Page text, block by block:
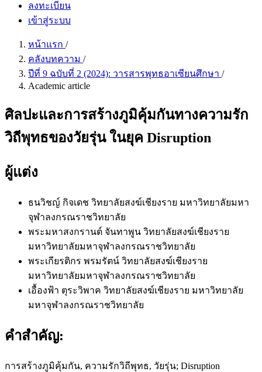
ลงทะเบียน
เข้าสู่ระบบ
หน้าแรก /
คลังบทความ /
ปีที่ 9 ฉบับที่ 2 (2024): วารสารพุทธอาเซียนศึกษา /
Academic article
ศิลปะและการสร้างภูมิคุ้มกันทางความรัก
วิถีพุทธของวัยรุ่น ในยุค Disruption
ผู้แต่ง
ธนวิชญ์ กิจเดช วิทยาลัยสงฆ์เชียงราย มหาวิทยาลัยมหา
จุฬาลงกรณราชวิทยาลัย
พระมหาสงกรานต์ จันทาพูน วิทยาลัยสงฆ์เชียงราย
มหาวิทยาลัยมหาจุฬาลงกรณราชวิทยาลัย
พระเกียรติกร พรมรัตน์ วิทยาลัยสงฆ์เชียงราย
มหาวิทยาลัยมหาจุฬาลงกรณราชวิทยาลัย
เอื้องฟ้า ตุระวิพาค วิทยาลัยสงฆ์เชียงราย มหาวิทยาลัย
มหาจุฬาลงกรณราชวิทยาลัย
คำสำคัญ:
การสร้างภูมิคุ้มกัน, ความรักวิถีพุทธ, วัยรุ่น; Disruption